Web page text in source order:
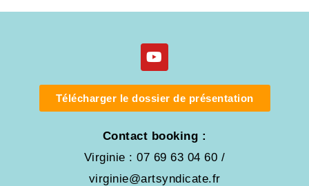
Télécharger le dossier de présentation
Contact booking :
Virginie : 07 69 63 04 60 /
virginie@artsyndicate.fr